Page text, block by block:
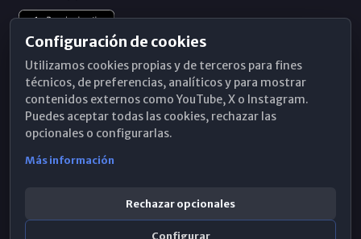
Configuración de cookies
Utilizamos cookies propias y de terceros para fines
técnicos, de preferencias, analíticos y para mostrar
contenidos externos como YouTube, X o Instagram.
Puedes aceptar todas las cookies, rechazar las
opcionales o configurarlas.
Más información
Rechazar opcionales
Configurar